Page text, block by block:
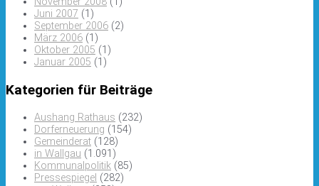
Juni 2007 (1)
September 2006 (2)
März 2006 (1)
Oktober 2005 (1)
Januar 2005 (1)
Kategorien für Beiträge
Aushang Rathaus (232)
Dorferneuerung (154)
Gemeinderat (128)
in Wallgau (1.091)
Kommunalpolitik (85)
Pressespiegel (282)